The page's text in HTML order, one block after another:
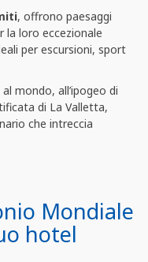
, offrono paesaggi
loro eccezionale
per escursioni, sport
mondo, all’ipogeo di
di La Valletta,
che intreccia
Mondiale
hotel